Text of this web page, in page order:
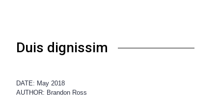
Duis dignissim
DATE: May 2018
AUTHOR: Brandon Ross